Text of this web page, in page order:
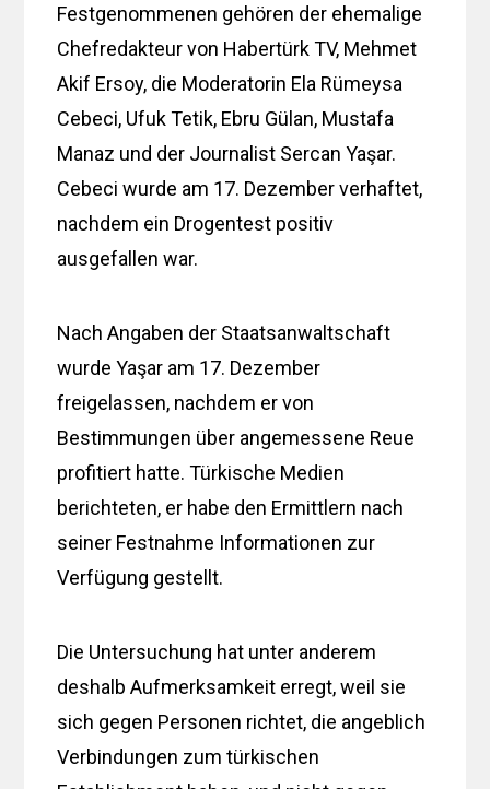
Festgenommenen gehören der ehemalige
Chefredakteur von Habertürk TV, Mehmet
Akif Ersoy, die Moderatorin Ela Rümeysa
Cebeci, Ufuk Tetik, Ebru Gülan, Mustafa
Manaz und der Journalist Sercan Yaşar.
Cebeci wurde am 17. Dezember verhaftet,
nachdem ein Drogentest positiv
ausgefallen war.
Nach Angaben der Staatsanwaltschaft
wurde Yaşar am 17. Dezember
freigelassen, nachdem er von
Bestimmungen über angemessene Reue
profitiert hatte. Türkische Medien
berichteten, er habe den Ermittlern nach
seiner Festnahme Informationen zur
Verfügung gestellt.
Die Untersuchung hat unter anderem
deshalb Aufmerksamkeit erregt, weil sie
sich gegen Personen richtet, die angeblich
Verbindungen zum türkischen